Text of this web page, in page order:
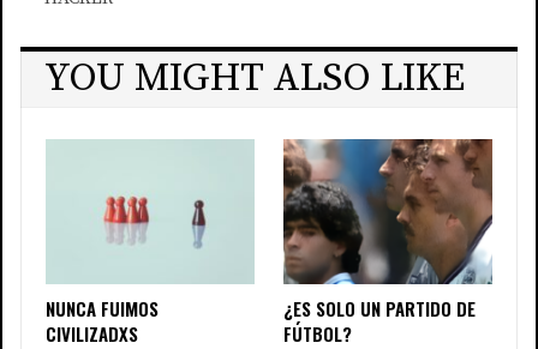
YOU MIGHT ALSO LIKE
NUNCA FUIMOS
CIVILIZADXS
¿ES SOLO UN PARTIDO DE
FÚTBOL?